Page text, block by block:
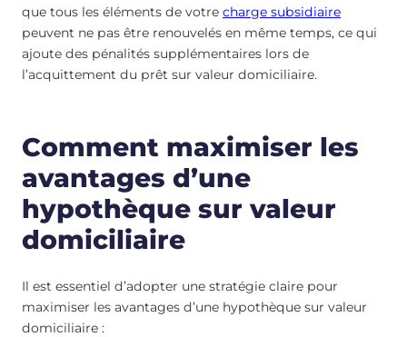
que tous les éléments de votre charge subsidiaire
peuvent ne pas être renouvelés en même temps, ce qui
ajoute des pénalités supplémentaires lors de
l’acquittement du prêt sur valeur domiciliaire.
Comment maximiser les
avantages d’une
hypothèque sur valeur
domiciliaire
Il est essentiel d’adopter une stratégie claire pour
maximiser les avantages d’une hypothèque sur valeur
domiciliaire :